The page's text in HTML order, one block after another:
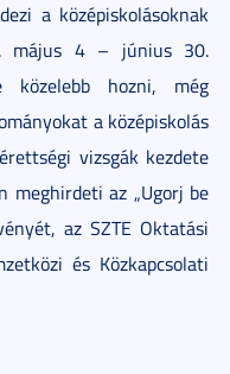
a középiskolásoknak
május 4 – június 30.
közelebb hozni, még
a középiskolás
vizsgák kezdete
meghirdeti az „Ugorj be
az SZTE Oktatási
és Közkapcsolati